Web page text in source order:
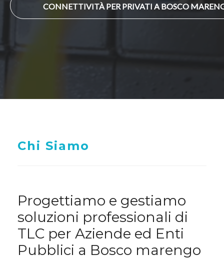
CONNETTIVITÀ PER PRIVATI A BOSCO
Chi Siamo
Progettiamo e gestiamo
soluzioni professionali di
TLC per Aziende ed Enti
Pubblici a Bosco marengo